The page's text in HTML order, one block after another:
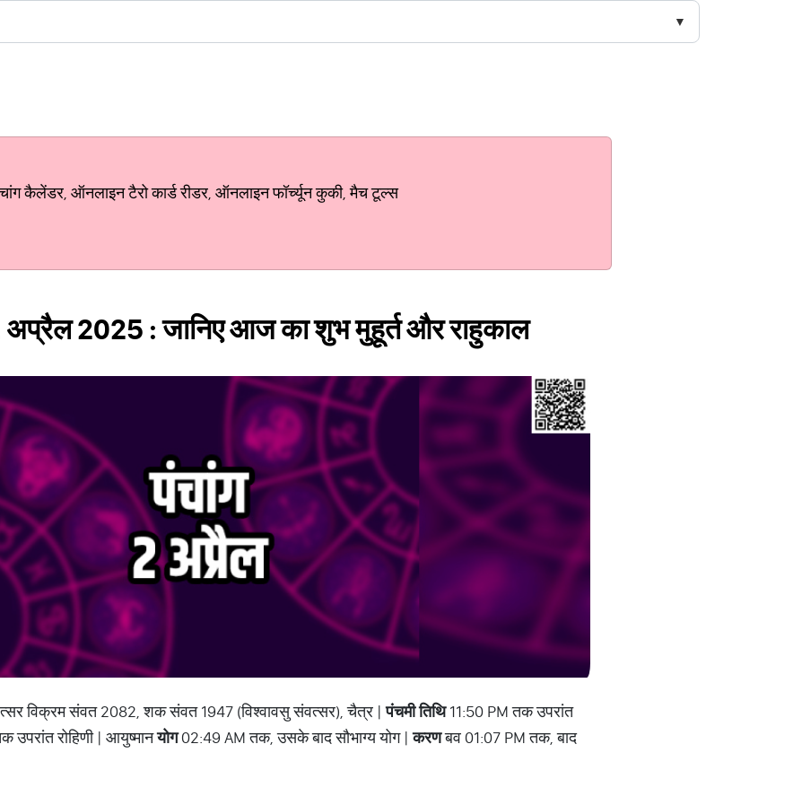
कैलेंडर, ऑनलाइन टैरो कार्ड रीडर, ऑनलाइन फॉर्च्यून कुकी, मैच टूल्स
2025 : जानिए आज का शुभ मुहूर्त और राहुकाल
विक्रम संवत 2082, शक संवत 1947 (विश्वावसु संवत्सर), चैत्र |पंचमी तिथि11:50 PM तक उपरांत
उपरांत रोहिणी | आयुष्मानयोग02:49 AM तक, उसके बाद सौभाग्य योग |करणबव 01:07 PM तक, बाद